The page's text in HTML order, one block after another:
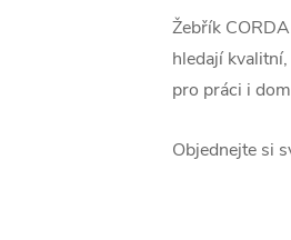
Žebřík
hledají
pro práci i
Objednejte si